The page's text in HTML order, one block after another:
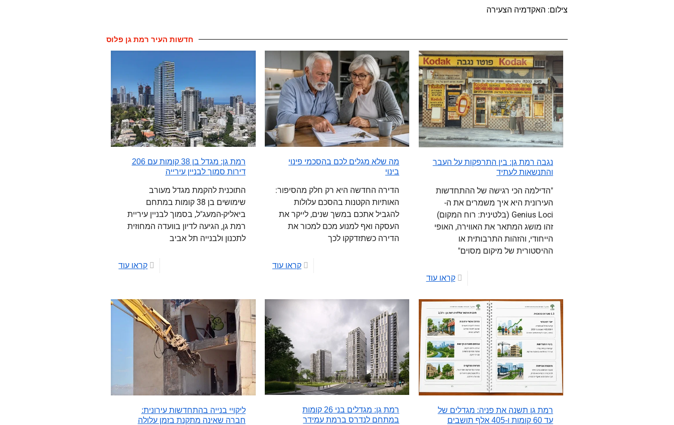
צילום: האקדמיה הצעירה
חדשות העיר רמת גן פלוס
נגבה רמת גן: בין התרפקות על העבר
והתנשאות לעתיד
"הדילמה הכי רגישה של ההתחדשות
העירונית היא איך משמרים את ה-
Genius Loci (בלטינית: רוח המקום)
זהו מושג המתאר את האווירה, האופי
הייחודי, והזהות התרבותית או
ההיסטורית של מיקום מסוים"
קראו עוד
מה שלא מגלים לכם בהסכמי פינוי
בינוי
הדירה החדשה היא רק חלק מהסיפור:
האותיות הקטנות בהסכם עלולות
להגביל אתכם במשך שנים, לייקר את
העסקה ואף למנוע מכם למכור את
הדירה כשתזדקקו לכך
קראו עוד
רמת גן: מגדל בן 38 קומות עם 206
דירות סמוך לבניין עירייה
התוכנית להקמת מגדל מעורב
שימושים בן 38 קומות במתחם
ביאליק-המעג"ל, בסמוך לבניין עיריית
רמת גן, הגיעה לדיון בוועדה המחוזית
לתכנון ולבנייה תל אביב
קראו עוד
רמת גן תשנה את פניה: מגדלים של
עד 60 קומות ו-405 אלף תושבים
רמת גן: מגדלים בני 26 קומות
במתחם לנדרס ברמת עמידר
ליקויי בנייה בהתחדשות עירונית:
חברה שאינה מתקנת בזמן עלולה